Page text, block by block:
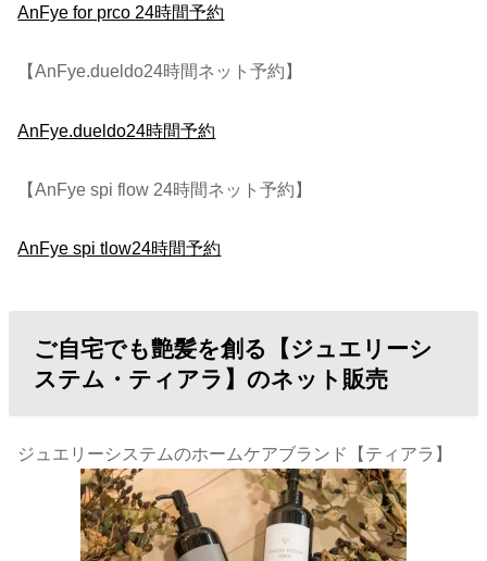
AnFye for prco 24時間予約
【AnFye.dueldo24時間ネット予約】
AnFye.dueldo24時間予約
【AnFye spi flow 24時間ネット予約】
AnFye spi tlow24時間予約
ご自宅でも艶髪を創る【ジュエリーシ
ステム・ティアラ】のネット販売
ジュエリーシステムのホームケアブランド【ティアラ】